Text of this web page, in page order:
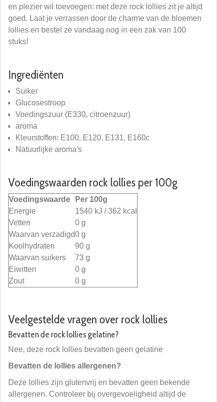
en plezier wil toevoegen: met deze rock lollies zit je altijd
goed. Laat je verrassen door de charme van de bloemen
lollies en bestel ze vandaag nog in een zak van 100
stuks!
Ingrediënten
Suiker
Glucosestroop
Voedingszuur (E330, citroenzuur)
aroma
Kleurstoffen: E100, E120, E131, E160c
Natuurlijke aroma's
Voedingswaarden rock lollies per 100g
Voedingswaarde
Per 100g
Energie
1540 kJ / 362 kcal
Vetten
0 g
Waarvan verzadigd0 g
Koolhydraten
90 g
Waarvan suikers
73 g
Eiwitten
0 g
Zout
0 g
Veelgestelde vragen over rock lollies
Bevatten de rock lollies gelatine?
Nee, deze rock lollies bevatten geen gelatine
Bevatten de lollies allergenen?
Deze lollies zijn glutenvrij en bevatten geen bekende
allergenen. Controleer bij overgevoeligheid altijd de